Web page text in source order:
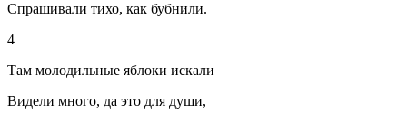
Спрашивали тихо, как бубнили.
4
Там молодильные яблоки искали
Видели много, да это для души,